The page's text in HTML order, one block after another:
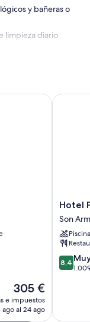
y bañeras o
limpieza diario
El
precio
actual
305 €
e impuestos
ago al 24 ago
Hotel
Palma
Bellver
by
Meliá
Son
Hotel
Son
Piscina
8.4
sobre
8,4
Hotel